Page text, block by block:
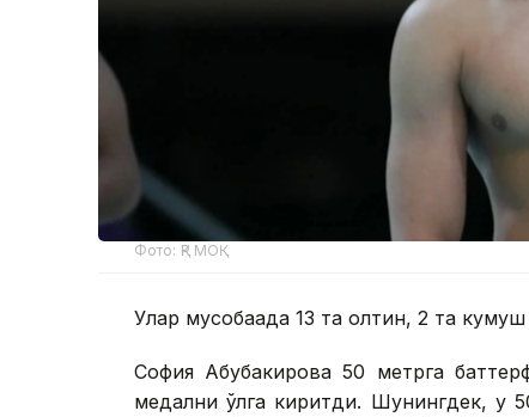
Фото: ҚР МОҚ
Улар мусобақада 13 та олтин, 2 та
София Абубакирова 50 метрга
медални қўлга киритди. Шунингдек, у